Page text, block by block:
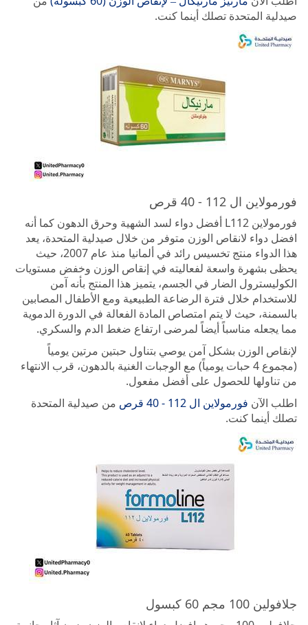
صيدلية المتحدة تصلك أينما كنت.
فورمولاين ال 112 - 40 قرص
فورمولاين L112 أفضل دواء لسد الشهية وحرق الدهون كما أنه
افضل دواء لانقاص الوزن متوفر من خلال صيدلية المتحدة، يعد
هذا الدواء منتج تخسيس رائد في ألمانيا منذ عام 2007، حيث
يحظى بشهرة واسعة لفعاليته في إنقاص الوزن وخفض مستويات
الكوليسترول الضار في الجسم، يتميز هذا المنتج بأنه آمن
للاستخدام خلال فترة الرضاعة الطبيعية ومع الأطفال المصابين
بالسمنة، حيث لا يتم امتصاص المادة الفعالة في الدورة الدموية
مما يجعله مناسباً أيضاً لمرضى ارتفاع ضغط الدم والسكري.
لإنقاص الوزن بشكل آمن يوصي بتناول حبتين مرتين يومياً
(مجموع 4 حبات يومياً) مع الوجبات الغنية بالدهون، قرب الانتهاء
من تناولها للحصول على أفضل مفعول.
اطلب الآن فورمولاين ال 112 - 40 قرص
من صيدلية المتحدة
تصلك أينما كنت.
جلافولين 100 مجم 60 كبسول